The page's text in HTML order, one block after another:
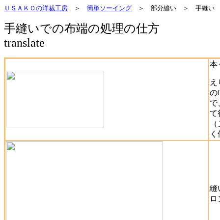
ＵＳＡＫＯの洋裁工房 ＞ 簡単ソーイング ＞ 部分縫い ＞ 手縫い
手縫いでの布端の処理の仕方
translate
本
の
で
て
縫